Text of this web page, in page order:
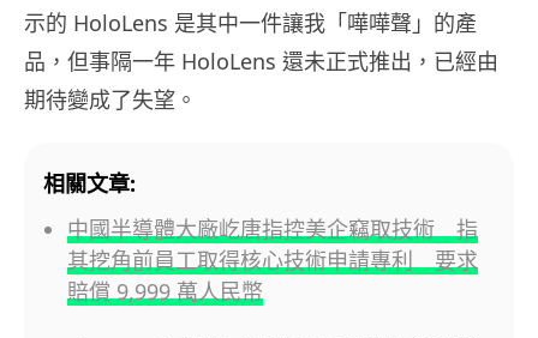
示的 HoloLens 是其中一件讓我「嘩嘩聲」的產
品，但事隔一年 HoloLens 還未正式推出，已經由
期待變成了失望。
相關文章:
中國半導體大廠屹唐指控美企竊取技術 指
其挖角前員工取得核心技術申請專利 要求
賠償 9,999 萬人民幣